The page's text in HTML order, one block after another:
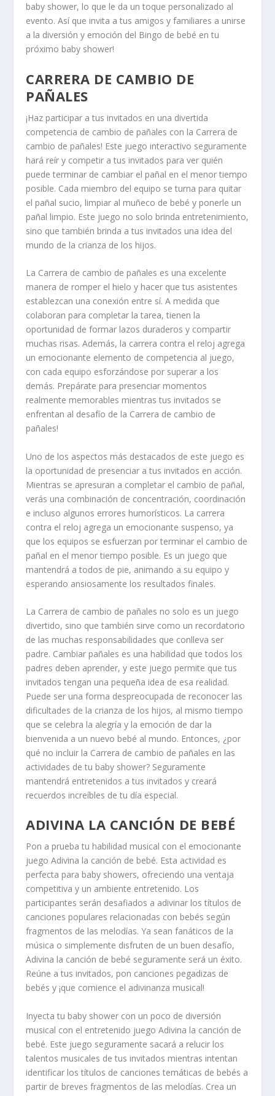
baby shower, lo que le da un toque personalizado al
evento. Así que invita a tus amigos y familiares a unirse
a la diversión y emoción del Bingo de bebé en tu
próximo baby shower!
CARRERA DE CAMBIO DE
PAÑALES
¡Haz participar a tus invitados en una divertida
competencia de cambio de pañales con la Carrera de
cambio de pañales! Este juego interactivo seguramente
hará reír y competir a tus invitados para ver quién
puede terminar de cambiar el pañal en el menor tiempo
posible. Cada miembro del equipo se turna para quitar
el pañal sucio, limpiar al muñeco de bebé y ponerle un
pañal limpio. Este juego no solo brinda entretenimiento,
sino que también brinda a tus invitados una idea del
mundo de la crianza de los hijos.
La Carrera de cambio de pañales es una excelente
manera de romper el hielo y hacer que tus asistentes
establezcan una conexión entre sí. A medida que
colaboran para completar la tarea, tienen la
oportunidad de formar lazos duraderos y compartir
muchas risas. Además, la carrera contra el reloj agrega
un emocionante elemento de competencia al juego,
con cada equipo esforzándose por superar a los
demás. Prepárate para presenciar momentos
realmente memorables mientras tus invitados se
enfrentan al desafío de la Carrera de cambio de
pañales!
Uno de los aspectos más destacados de este juego es
la oportunidad de presenciar a tus invitados en acción.
Mientras se apresuran a completar el cambio de pañal,
verás una combinación de concentración, coordinación
e incluso algunos errores humorísticos. La carrera
contra el reloj agrega un emocionante suspenso, ya
que los equipos se esfuerzan por terminar el cambio de
pañal en el menor tiempo posible. Es un juego que
mantendrá a todos de pie, animando a su equipo y
esperando ansiosamente los resultados finales.
La Carrera de cambio de pañales no solo es un juego
divertido, sino que también sirve como un recordatorio
de las muchas responsabilidades que conlleva ser
padre. Cambiar pañales es una habilidad que todos los
padres deben aprender, y este juego permite que tus
invitados tengan una pequeña idea de esa realidad.
Puede ser una forma despreocupada de reconocer las
dificultades de la crianza de los hijos, al mismo tiempo
que se celebra la alegría y la emoción de dar la
bienvenida a un nuevo bebé al mundo. Entonces, ¿por
qué no incluir la Carrera de cambio de pañales en las
actividades de tu baby shower? Seguramente
mantendrá entretenidos a tus invitados y creará
recuerdos increíbles de tu día especial.
ADIVINA LA CANCIÓN DE BEBÉ
Pon a prueba tu habilidad musical con el emocionante
juego Adivina la canción de bebé. Esta actividad es
perfecta para baby showers, ofreciendo una ventaja
competitiva y un ambiente entretenido. Los
participantes serán desafiados a adivinar los títulos de
canciones populares relacionadas con bebés según
fragmentos de las melodías. Ya sean fanáticos de la
música o simplemente disfruten de un buen desafío,
Adivina la canción de bebé seguramente será un éxito.
Reúne a tus invitados, pon canciones pegadizas de
bebés y ¡que comience el adivinanza musical!
Inyecta tu baby shower con un poco de diversión
musical con el entretenido juego Adivina la canción de
bebé. Este juego seguramente sacará a relucir los
talentos musicales de tus invitados mientras intentan
identificar los títulos de canciones temáticas de bebés a
partir de breves fragmentos de las melodías. Crea un